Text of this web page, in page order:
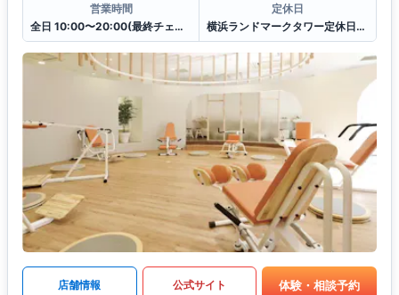
営業時間
全日 10:00〜20:00(最終チェックイン19:30)
定休日
横浜ランドマークタワー定休日に準ずる
店舗情報 公式サイト 体験・相談予約